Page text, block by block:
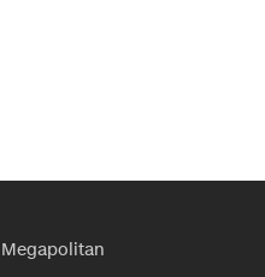
Megapolitan